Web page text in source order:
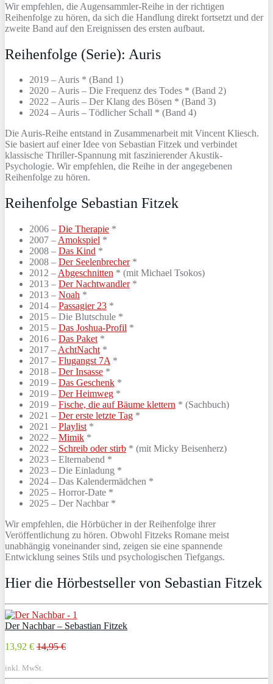
Wir empfehlen, die Augensammler-Reihe in der richtigen
Reihenfolge zu hören, da sich die Handlung direkt fortsetzt und der
zweite Band auf den Ereignissen des ersten aufbaut.
Reihenfolge (Serie): Auris
2019 – Auris * (Band 1)
2020 – Auris – Die Frequenz des Todes * (Band 2)
2022 – Auris – Der Klang des Bösen * (Band 3)
2024 – Auris – Tödlicher Schall * (Band 4)
Die Auris-Reihe entstand in Zusammenarbeit mit Vincent Kliesch.
Sie basiert auf einer Idee von Sebastian Fitzek und verbindet
klassische Thriller-Spannung mit faszinierender Akustik-
Psychologie. Wir empfehlen, die Reihe in der angegebenen
Reihenfolge zu hören.
Reihenfolge Sebastian Fitzek
2006 – Die Therapie *
2007 – Amokspiel *
2008 – Das Kind *
2008 – Der Seelenbrecher*
2012 – Abgeschnitten * (mit Michael Tsokos)
2013 – Der Nachtwandler*
2013 – Noah *
2014 – Passagier 23 *
2015 – Die Blutschule *
2015 – Das Joshua-Profil *
2016 – Das Paket *
2017 – AchtNacht *
2017 – Flugangst 7A *
2018 – Der Insasse *
2019 – Das Geschenk *
2019 – Der Heimweg *
2019 – Fische, die auf Bäume klettern * (Sachbuch)
2021 – Der erste letzte Tag *
2021 – Playlist *
2022 – Mimik *
2022 – Schreib oder stirb * (mit Micky Beisenherz)
2023 – Elternabend *
2023 – Die Einladung *
2024 – Das Kalendermädchen *
2025 – Horror-Date *
2025 – Der Nachbar *
Wir empfehlen, die Hörbücher in der Reihenfolge ihrer
Veröffentlichung zu hören. Obwohl Fitzeks Romane meist
unabhängig voneinander sind, zeigen sie eine spannende
Entwicklung seines Stils und psychologischen Tiefgangs.
Hier die Hörbestseller von Sebastian Fitzek
Der Nachbar – Sebastian Fitzek
13,92 € 14,95 €
inkl. MwSt.